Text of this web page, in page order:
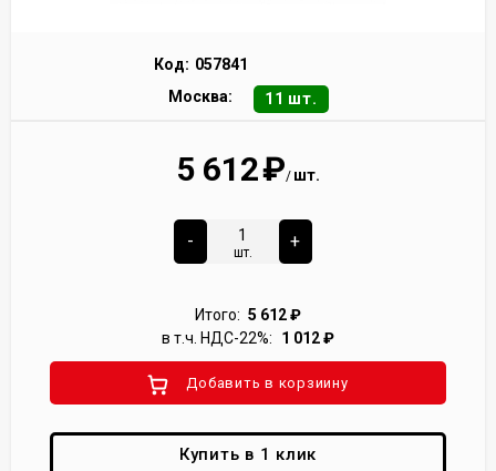
Код: 057841
Москва:
11 шт.
5 612₽/ шт.
-
шт.
+
Итого: 5 612₽
в т.ч. НДС-22%:
1 012₽
Добавить в корзиину
Купить в 1 клик